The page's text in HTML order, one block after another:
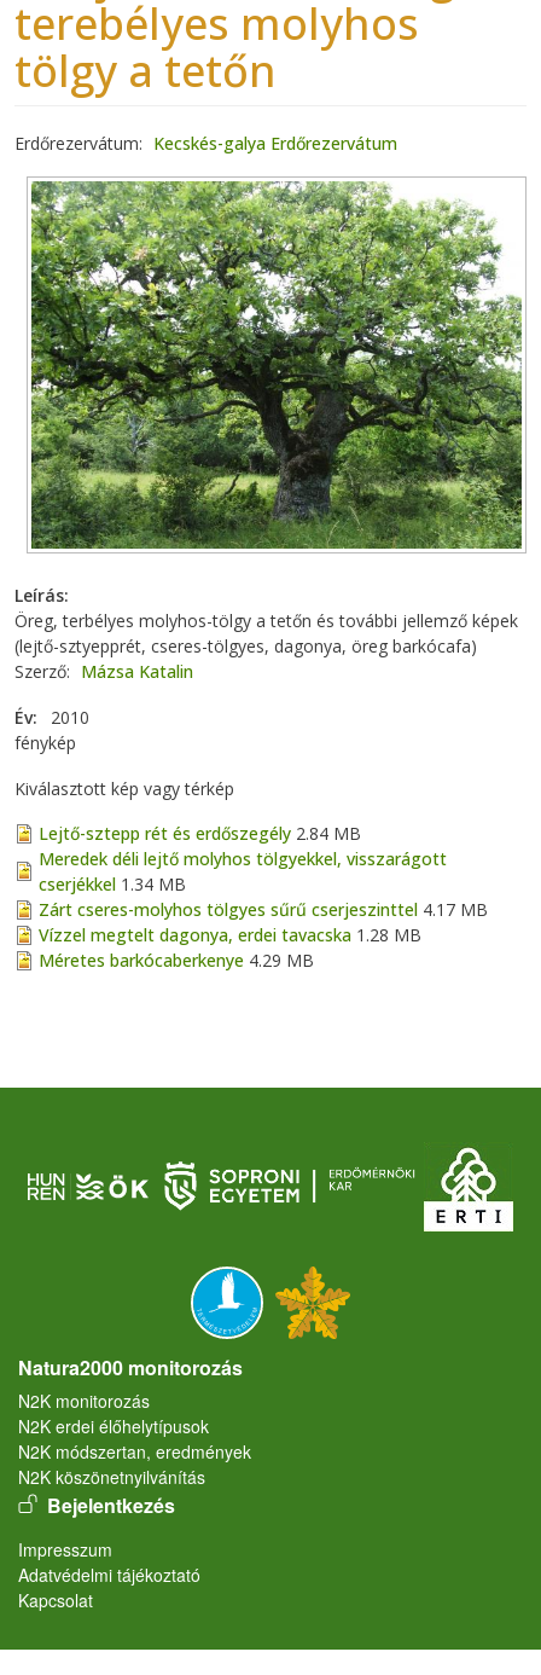
terebélyes molyhos
tölgy a tetőn
Erdőrezervátum Kecskés-galya Erdőrezervátum
Leírás
Öreg, terbélyes molyhos-tölgy a tetőn és további jellemző képek
(lejtő-sztyepprét, cseres-tölgyes, dagonya, öreg barkócafa)
Szerző
Mázsa Katalin
Év
2010
fénykép
Kiválasztott kép vagy térkép
Lejtő-sztepp rét és erdőszegély 2.84 MB
Meredek déli lejtő molyhos tölgyekkel, visszarágott
cserjékkel 1.34 MB
Zárt cseres-molyhos tölgyes sűrű cserjeszinttel 4.17 MB
Vízzel megtelt dagonya, erdei tavacska 1.28 MB
Méretes barkócaberkenye 4.29 MB
Natura2000 monitorozás
N2K monitorozás
N2K erdei élőhelytípusok
N2K módszertan, eredmények
N2K köszönetnyilvánítás
User account menu
Bejelentkezés
Lábléc
Impresszum
Adatvédelmi tájékoztató
Kapcsolat